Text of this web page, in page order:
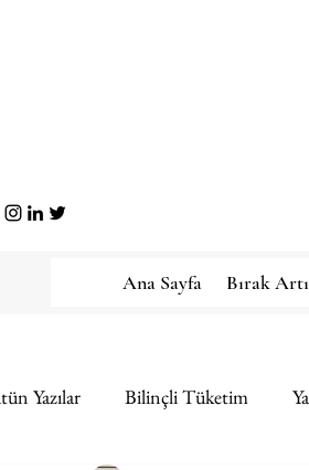
Ana Sayfa Bırak
Yazılar Bilinçli Tüketim